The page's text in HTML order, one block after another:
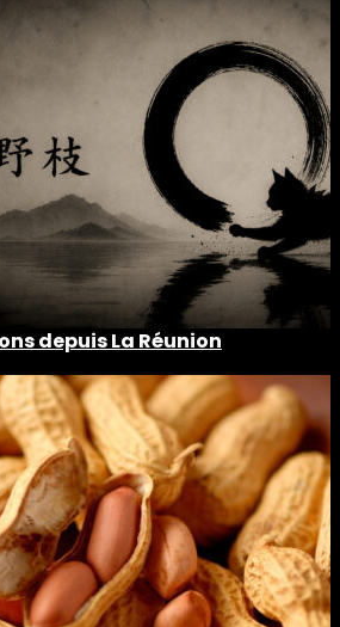
depuis La Réunion